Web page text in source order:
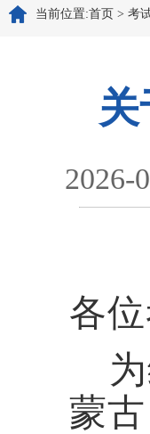
当前位置:首页 > 考
2026-
各位
蒙